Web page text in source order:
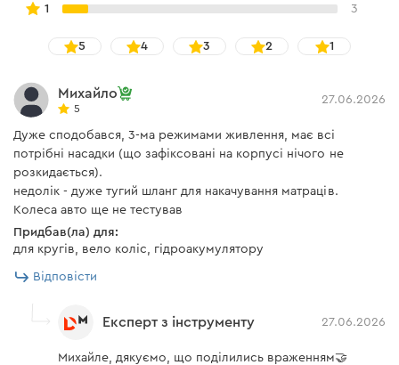
Оснащений ліхтариком.
Спеціальне місце для кріплення насадок
Функціональний LCD дисплей
Дисплей з підсвіткою відображає такі параметри,
як: поточний тиск, одиниця виміру (PSI, BAR, KPA)
та рівень заряду акумулятора.
Місце керування дає змогу перемикатися між
нагнітаючий режим, що дає змогу накачувати
Акумуляторна батарея немає
Зарядний пристрій немає
Конусний перехідник для
низького тису
Інструкція користувача
Завантажити інструкцію до "Акумуляторний компресор
1 3
5 4 3 2 1
Михайло
5
27.06.2026
Дуже сподобався, 3-ма режимами живлення, має всі
потрібні насадки (що зафіксовані на корпусі нічого не
розкидається).
недолік - дуже тугий шланг для накачування матраців.
Колеса авто ще не тестував
Придбав(ла) для:
для кругів, вело коліс, гідроакумулятору
Відповісти
Експерт з інструменту 27.06.2026
Михайле, дякуємо, що поділились враженням🤝